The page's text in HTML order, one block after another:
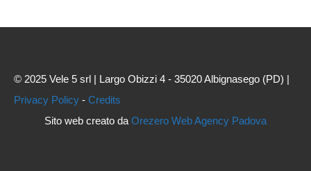
© 2025 Vele 5 srl | Largo Obizzi 4 - 35020 Albignasego (PD) |
Privacy Policy - Credits
Sito web creato da Orezero Web Agency Padova